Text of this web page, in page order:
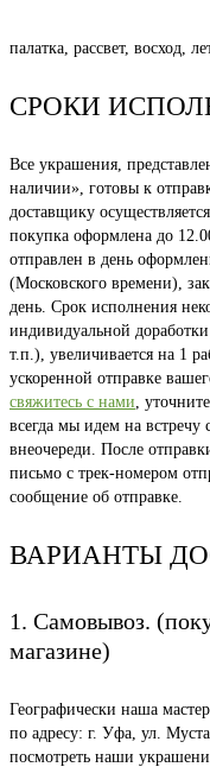
палатка, рассвет, восход,
СРОКИ
Все украшения,
наличии», готовы к
доставщику
покупка оформлена до
отправлен в день
(Московского времени),
день. Срок исполнения
индивидуальной
т.п.), увеличивается на 1
ускоренной отправке
свяжитесь с нами,
всегда мы идем на
внеочереди. После
письмо с трек-номером
сообщение об отправке.
ВАРИАНТЫ
1. Самовывоз.
магазине)
Географически наша
по адресу: г. Уфа, ул.
посмотреть наши